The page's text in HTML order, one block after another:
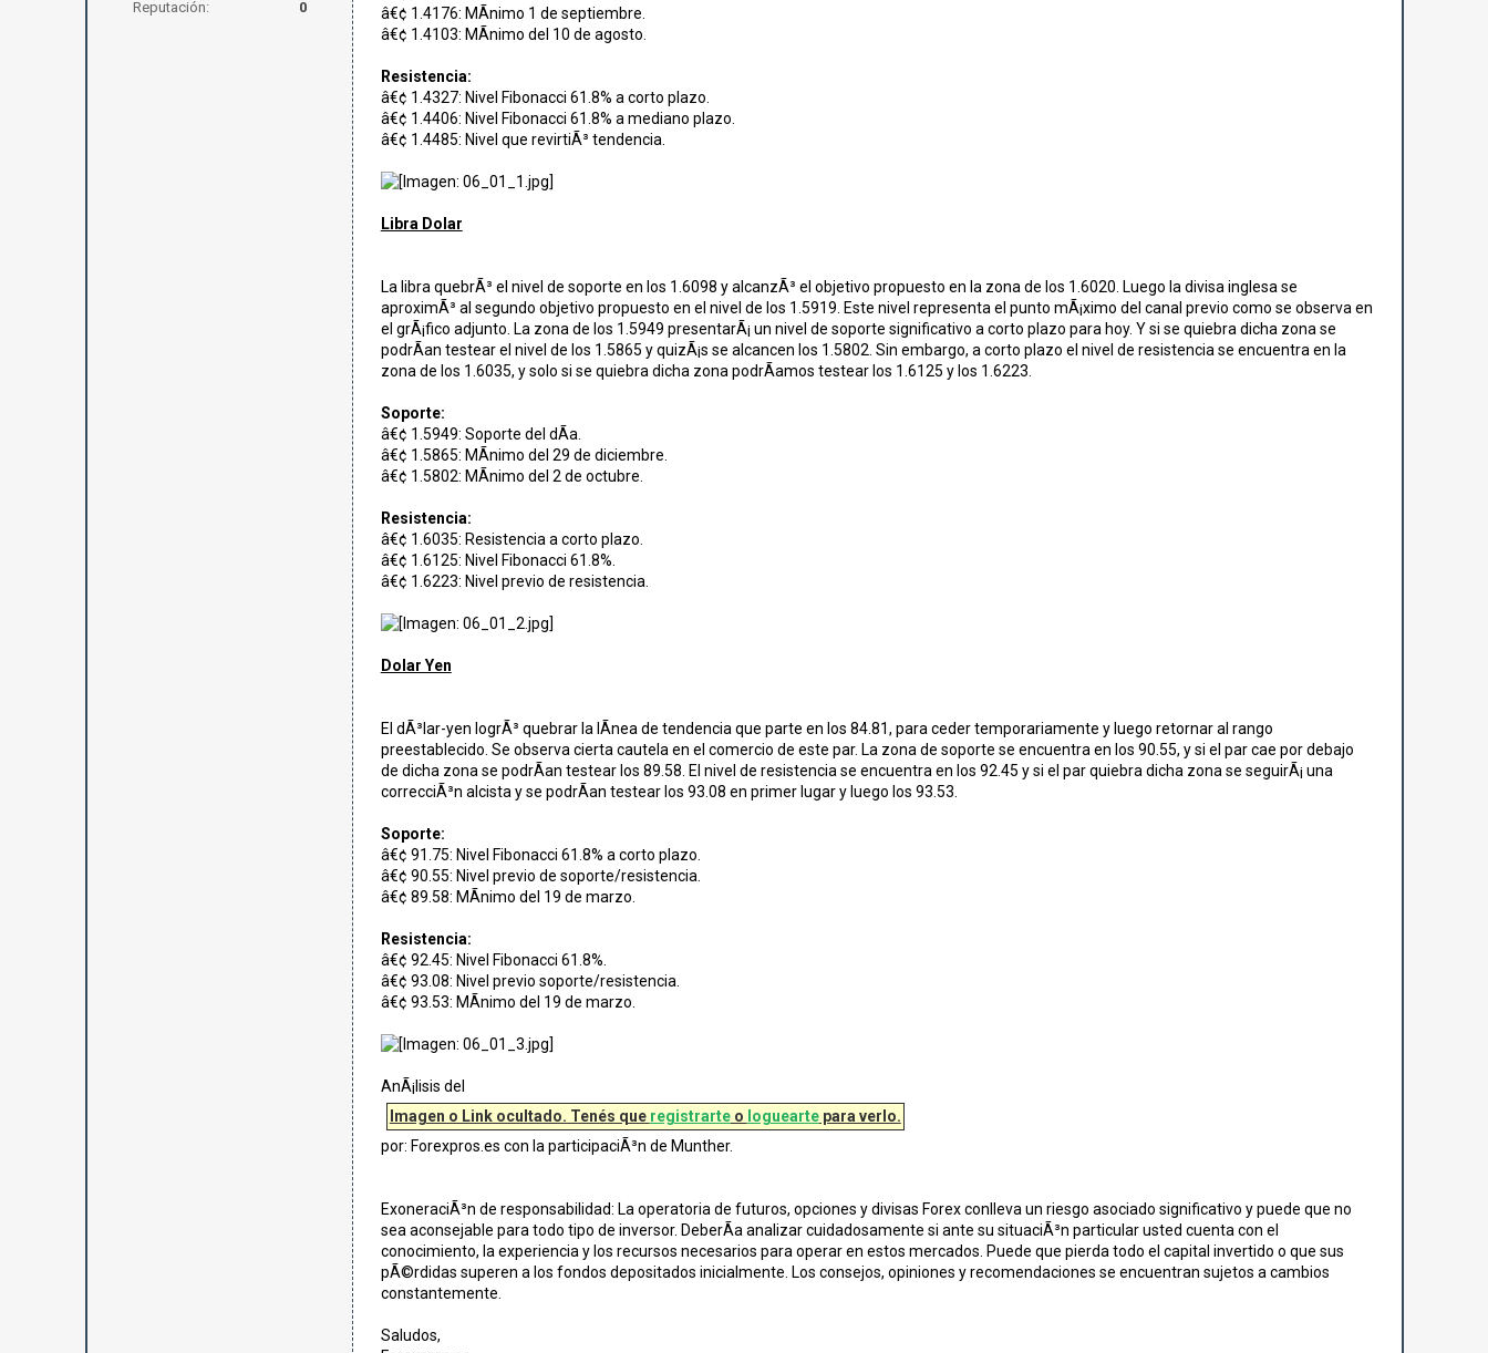
Reputación:
0
â€¢ 1.4176: MÃ­nimo 1 de septiembre.
â€¢ 1.4103: MÃ­nimo del 10 de agosto.
Resistencia:
â€¢ 1.4327: Nivel Fibonacci 61.8% a corto plazo.
â€¢ 1.4406: Nivel Fibonacci 61.8% a mediano plazo.
â€¢ 1.4485: Nivel que revirtiÃ³ tendencia.
Libra Dolar
La libra quebrÃ³ el nivel de soporte en los 1.6098 y alcanzÃ³ el objetivo propuesto en la zona de los 1.6020. Luego la divisa inglesa se
aproximÃ³ al segundo objetivo propuesto en el nivel de los 1.5919. Este nivel representa el punto mÃ¡ximo del canal previo como se observa en
el grÃ¡fico adjunto. La zona de los 1.5949 presentarÃ¡ un nivel de soporte significativo a corto plazo para hoy. Y si se quiebra dicha zona se
podrÃ­an testear el nivel de los 1.5865 y quizÃ¡s se alcancen los 1.5802. Sin embargo, a corto plazo el nivel de resistencia se encuentra en la
zona de los 1.6035, y solo si se quiebra dicha zona podrÃ­amos testear los 1.6125 y los 1.6223.
Soporte:
â€¢ 1.5949: Soporte del dÃ­a.
â€¢ 1.5865: MÃ­nimo del 29 de diciembre.
â€¢ 1.5802: MÃ­nimo del 2 de octubre.
Resistencia:
â€¢ 1.6035: Resistencia a corto plazo.
â€¢ 1.6125: Nivel Fibonacci 61.8%.
â€¢ 1.6223: Nivel previo de resistencia.
Dolar Yen
El dÃ³lar-yen logrÃ³ quebrar la lÃ­nea de tendencia que parte en los 84.81, para ceder temporariamente y luego retornar al rango
preestablecido. Se observa cierta cautela en el comercio de este par. La zona de soporte se encuentra en los 90.55, y si el par cae por debajo
de dicha zona se podrÃ­an testear los 89.58. El nivel de resistencia se encuentra en los 92.45 y si el par quiebra dicha zona se seguirÃ¡ una
correcciÃ³n alcista y se podrÃ­an testear los 93.08 en primer lugar y luego los 93.53.
Soporte:
â€¢ 91.75: Nivel Fibonacci 61.8% a corto plazo.
â€¢ 90.55: Nivel previo de soporte/resistencia.
â€¢ 89.58: MÃ­nimo del 19 de marzo.
Resistencia:
â€¢ 92.45: Nivel Fibonacci 61.8%.
â€¢ 93.08: Nivel previo soporte/resistencia.
â€¢ 93.53: MÃ­nimo del 19 de marzo.
AnÃ¡lisis del
Imagen o Link ocultado. Tenés que registrarteo logueartepara verlo.
por: Forexpros.es con la participaciÃ³n de Munther.
ExoneraciÃ³n de responsabilidad: La operatoria de futuros, opciones y divisas Forex conlleva un riesgo asociado significativo y puede que no
sea aconsejable para todo tipo de inversor. DeberÃ­a analizar cuidadosamente si ante su situaciÃ³n particular usted cuenta con el
conocimiento, la experiencia y los recursos necesarios para operar en estos mercados. Puede que pierda todo el capital invertido o que sus
pÃ©rdidas superen a los fondos depositados inicialmente. Los consejos, opiniones y recomendaciones se encuentran sujetos a cambios
constantemente.
Saludos,